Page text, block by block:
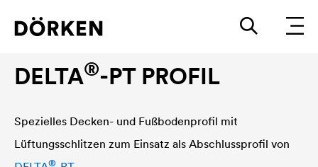
DELTA®-PT PROFIL
Spezielles Decken- und Fußbodenprofil mit
Lüftungsschlitzen zum Einsatz als Abschlussprofil von
®